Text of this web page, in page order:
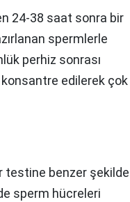
24-38 saat sonra bir
spermlerle
perhiz sonrası
konsantre edilerek çok
testine benzer şekilde
sperm hücreleri